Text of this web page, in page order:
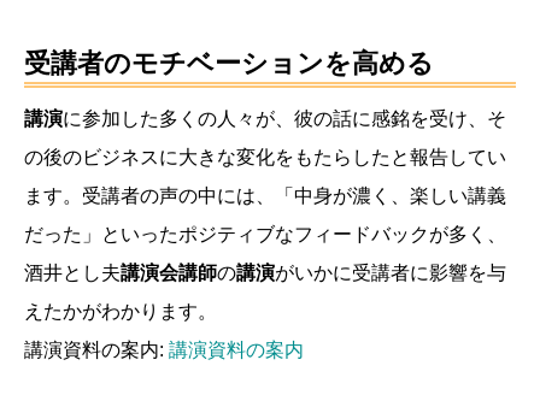
受講者のモチベーションを高める
講演に参加した多くの人々が、彼の話に感銘を受け、そ
の後のビジネスに大きな変化をもたらしたと報告してい
ます。受講者の声の中には、「中身が濃く、楽しい講義
だった」といったポジティブなフィードバックが多く、
酒井とし夫講演会講師の講演がいかに受講者に影響を与
えたかがわかります。
講演資料の案内: 講演資料の案内